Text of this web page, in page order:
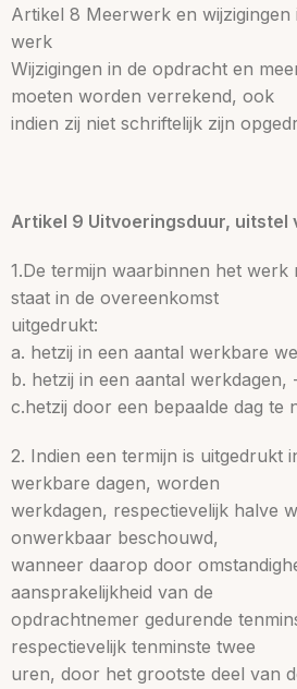
Artikel 8 Meerwerk en
werk
Wijzigingen in de opdracht en
moeten worden verrekend, ook
indien zij niet schriftelijk zijn
Artikel 9 Uitvoeringsduur, uitstel
1.De termijn waarbinnen het werk
staat in de overeenkomst
uitgedrukt:
a. hetzij in een aantal werkbare
b. hetzij in een aantal
c.hetzij door een bepaalde dag te
2. Indien een termijn is uitgedrukt
werkbare dagen, worden
werkdagen, respectievelijk halve
onwerkbaar beschouwd,
wanneer daarop door
aansprakelijkheid van de
opdrachtnemer gedurende
respectievelijk tenminste twee
uren, door het grootste deel van